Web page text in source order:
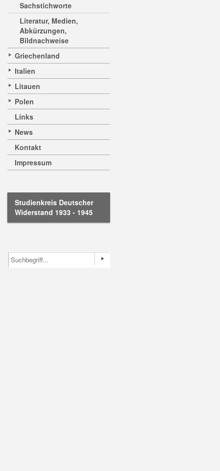
Sachstichworte
Literatur, Medien,
Abkürzungen,
Bildnachweise
Griechenland
Italien
Litauen
Polen
Links
News
Kontakt
Impressum
Studienkreis Deutscher
Widerstand 1933 - 1945